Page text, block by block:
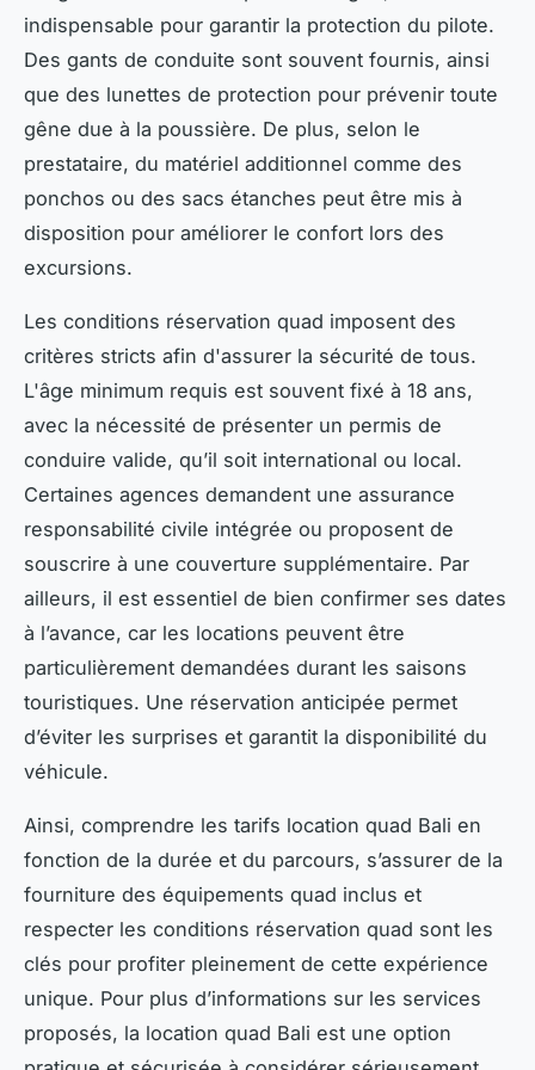
indispensable pour garantir la protection du pilote.
Des gants de conduite sont souvent fournis, ainsi
que des lunettes de protection pour prévenir toute
gêne due à la poussière. De plus, selon le
prestataire, du matériel additionnel comme des
ponchos ou des sacs étanches peut être mis à
disposition pour améliorer le confort lors des
excursions.
Les conditions réservation quad imposent des
critères stricts afin d'assurer la sécurité de tous.
L'âge minimum requis est souvent fixé à 18 ans,
avec la nécessité de présenter un permis de
conduire valide, qu’il soit international ou local.
Certaines agences demandent une assurance
responsabilité civile intégrée ou proposent de
souscrire à une couverture supplémentaire. Par
ailleurs, il est essentiel de bien confirmer ses dates
à l’avance, car les locations peuvent être
particulièrement demandées durant les saisons
touristiques. Une réservation anticipée permet
d’éviter les surprises et garantit la disponibilité du
véhicule.
Ainsi, comprendre les tarifs location quad Bali en
fonction de la durée et du parcours, s’assurer de la
fourniture des équipements quad inclus et
respecter les conditions réservation quad sont les
clés pour profiter pleinement de cette expérience
unique. Pour plus d’informations sur les services
proposés, la location quad Bali est une option